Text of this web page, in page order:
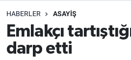
HABERLER ASAYİŞ
Emlakçı
darp etti